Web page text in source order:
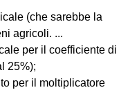
(che sarebbe la
agricoli. ...
per il coefficiente di
25%);
per il moltiplicatore